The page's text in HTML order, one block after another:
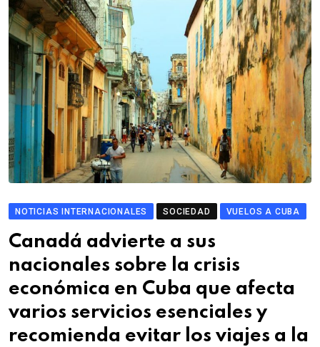
NOTICIAS INTERNACIONALES SOCIEDAD VUELOS A CUBA
Canadá advierte a sus
nacionales sobre la crisis
económica en Cuba que afecta
varios servicios esenciales y
recomienda evitar los viajes a la